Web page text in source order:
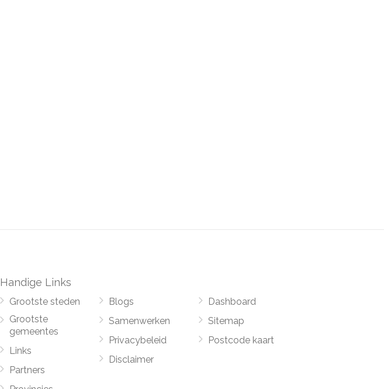
Handige Links
Grootste steden
Grootste
gemeentes
Links
Partners
Blogs
Samenwerken
Privacybeleid
Disclaimer
Dashboard
Sitemap
Postcode kaart